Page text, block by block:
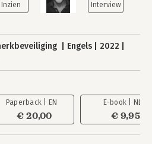
Engels
2022
Paperback | EN
€ 20,00
E-book | NL
€ 9,95